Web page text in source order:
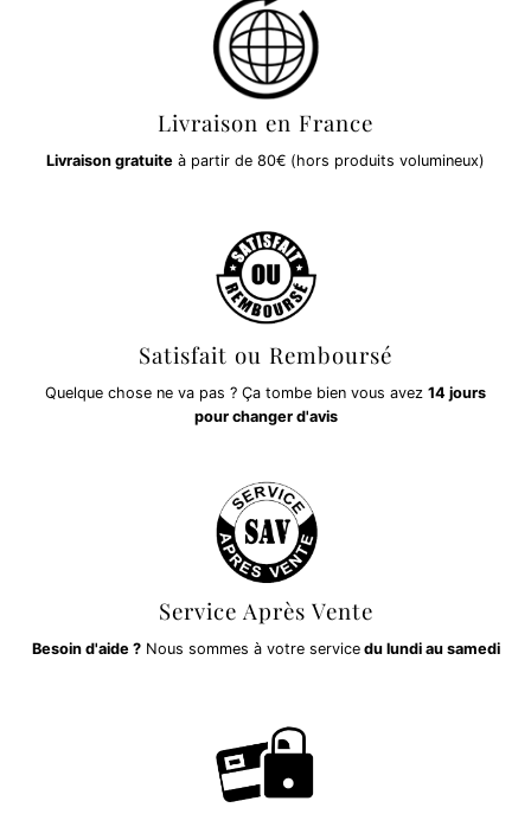
Livraison en France
Livraison gratuite à partir de 80€ (hors produits volumineux)
Satisfait ou Remboursé
Quelque chose ne va pas ? Ça tombe bien vous avez 14 jours
pour changer d'avis
Service Après Vente
Besoin d'aide ?Nous sommes à votre servicedu lundi au samedi